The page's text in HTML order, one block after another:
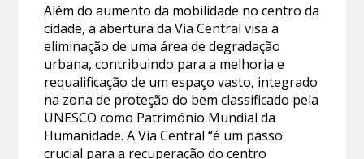
Além do aumento da mobilidade no centro da
cidade, a abertura da Via Central visa a
eliminação de uma área de degradação
urbana, contribuindo para a melhoria e
requalificação de um espaço vasto, integrado
na zona de proteção do bem classificado pela
UNESCO como Património Mundial da
Humanidade. A Via Central “é um passo
crucial para a recuperação do centro